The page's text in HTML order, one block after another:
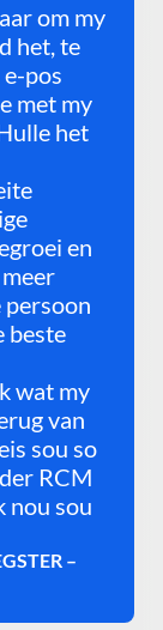
om my
het, te
pos
met my
het
en
persoon
beste
wat my
van
sou so
RCM
nou sou
–